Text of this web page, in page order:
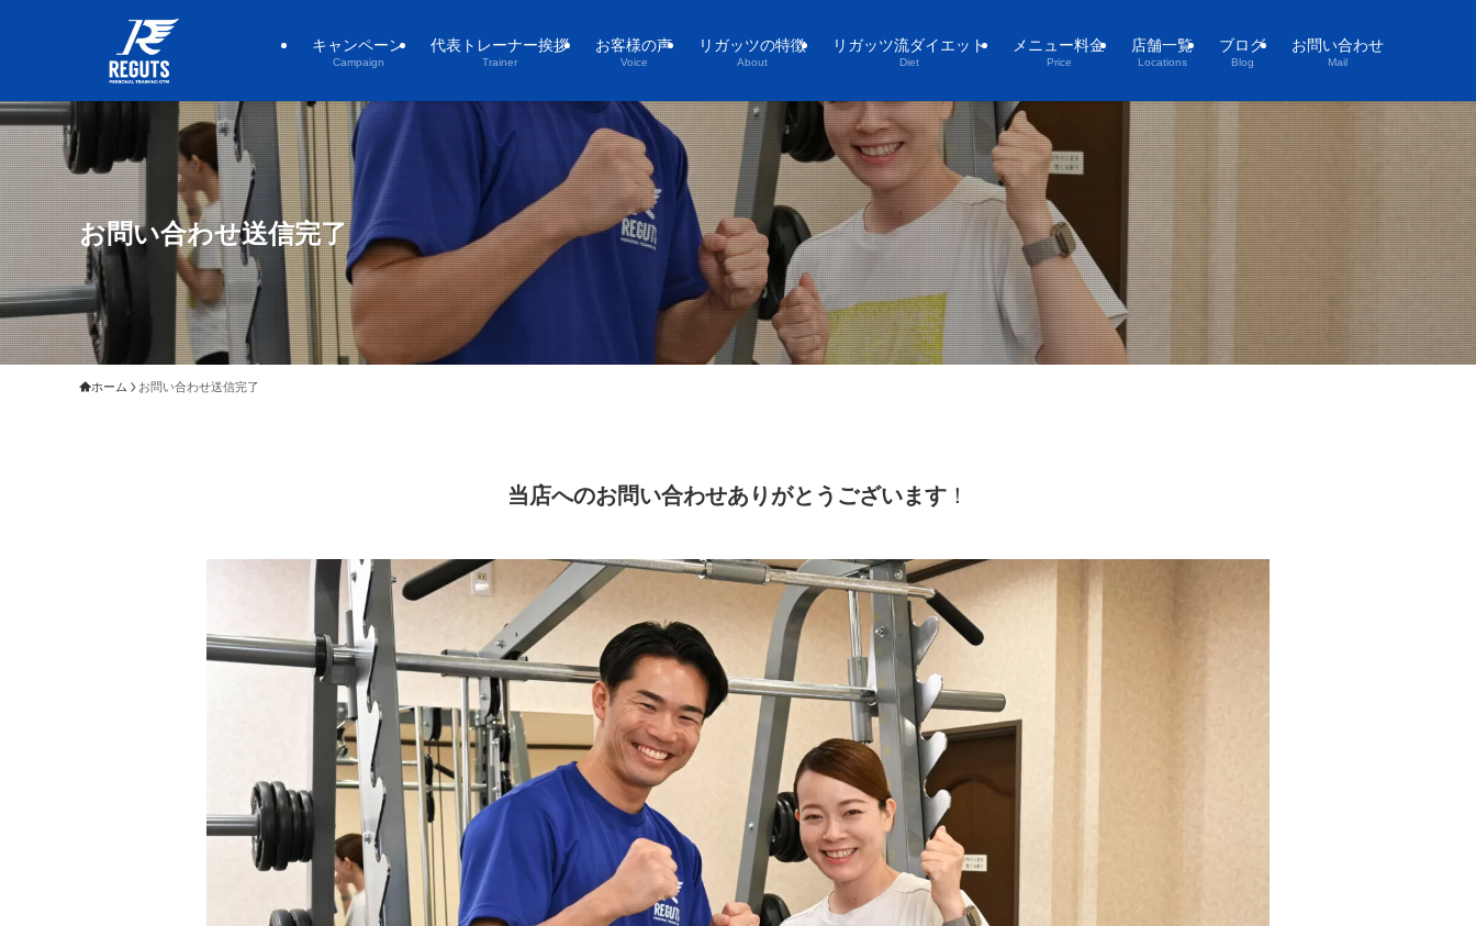
キャンペーン
Campaign
代表トレーナー挨拶
Trainer
お客様の声
Voice
リガッツの特徴
About
リガッツ流ダイエット
Diet
メニュー料金
Price
店舗一覧
Locations
ブログ
Blog
お問い合わせ
Mail
お問い合わせ送信完了
ホーム お問い合わせ送信完了
当店へのお問い合わせありがとうございます ！